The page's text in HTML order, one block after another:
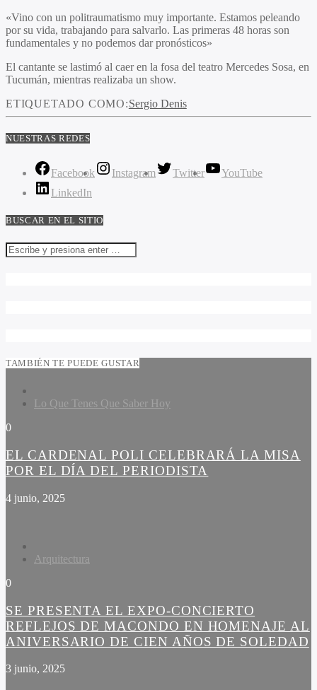
«Vino con un politraumatismo muy importante. Estamos peleando
por su vida, trabajando para salvarlo. Las primeras 48 horas son
fundamentales y no podemos dar pronósticos»
El cantante se lastimó al caer en la fosa del teatro Mercedes Sosa, en
Tucumán, mientras realizaba un show.
ETIQUETADO COMO:Sergio Denis
NUESTRAS REDES
Facebook Instagram Twitter
YouTube
LinkedIn
BUSCAR EN EL SITIO
TAMBIÉN TE PUEDE GUSTAR
Lo Que Tenes Que Saber Hoy
0
EL CARDENAL POLI CELEBRARÁ LA MISA
POR EL DÍA DEL PERIODISTA
4 junio, 2025
Arquitectura
0
SE PRESENTA EL EXPO-CONCIERTO
REFLEJOS DE MACONDO EN HOMENAJE AL
ANIVERSARIO DE CIEN AÑOS DE SOLEDAD
3 junio, 2025